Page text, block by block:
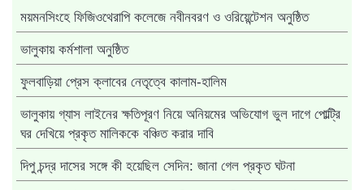
ময়মনসিংহে ফিজিওথেরাপি কলেজে নবীনবরণ ও ওরিয়েন্টেশন অনুষ্ঠিত
ভালুকায় কর্মশালা অনুষ্ঠিত
ফুলবাড়িয়া প্রেস ক্লাবের নেতৃত্বে কালাম-হালিম
ভালুকায় গ্যাস লাইনের ক্ষতিপূরণ নিয়ে অনিয়মের অভিযোগ ভুল দাগে পোল্ট্রি
ঘর দেখিয়ে প্রকৃত মালিককে বঞ্চিত করার দাবি
দিপু চন্দ্র দাসের সঙ্গে কী হয়েছিল সেদিন: জানা গেল প্রকৃত ঘটনা